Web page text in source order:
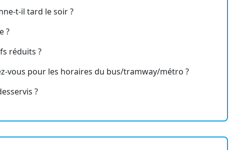
t-il tard le soir ?
?
réduits ?
vous pour les horaires du bus/tramway/métro ?
?